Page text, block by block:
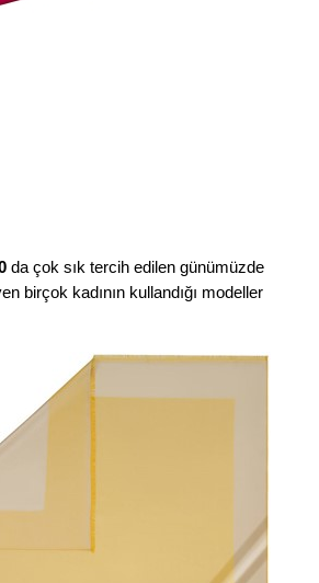
da çok sık tercih edilen günümüzde
birçok kadının kullandığı modeller